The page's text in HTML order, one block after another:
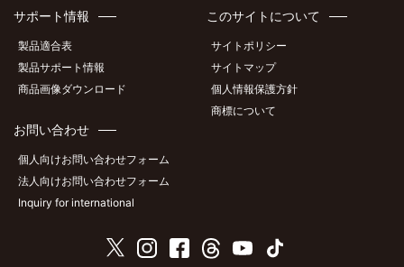
サポート情報
製品適合表
製品サポート情報
商品画像ダウンロード
お問い合わせ
個人向けお問い合わせフォーム
法人向けお問い合わせフォーム
Inquiry for international
このサイトについて
サイトポリシー
サイトマップ
個人情報保護方針
商標について